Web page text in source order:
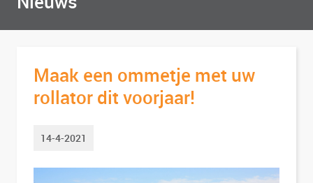
Maak een ommetje met uw
rollator dit voorjaar!
14-4-2021